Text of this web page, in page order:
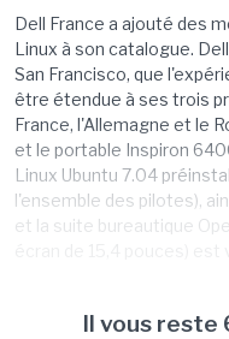
Dell France a ajouté des
Linux à son catalogue.
San Francisco, que
être étendue à ses trois
France, l'Allemagne et le
et le portable Inspiron
Linux Ubuntu 7.04
l'ensemble des pilotes),
et la suite bureautique
écran de 15,4 pouces) est
Il vous reste